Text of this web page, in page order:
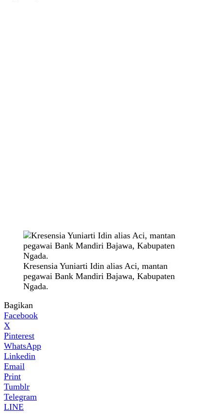
Kresensia Yuniarti Idin alias Aci, mantan
pegawai Bank Mandiri Bajawa, Kabupaten
Ngada.
Bagikan
Facebook
X
Pinterest
WhatsApp
Linkedin
Email
Print
Tumblr
Telegram
LINE